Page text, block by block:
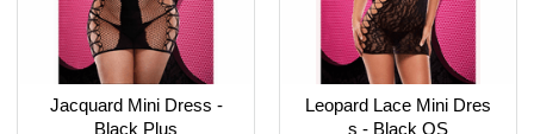
Jacquard Mini Dress -
Black Plus
Leopard Lace Mini Dres
s - Black OS